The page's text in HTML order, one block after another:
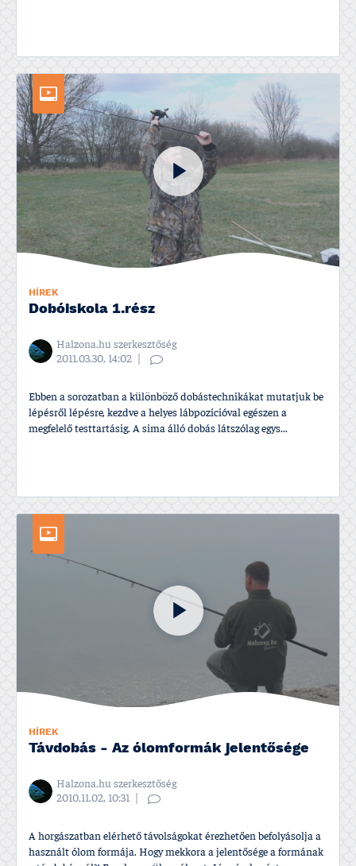
HÍREK
Dobóiskola 1.rész
Halzona.hu szerkesztőség
2011.03.30, 14:02
Ebben a sorozatban a különböző dobástechnikákat mutatjuk be
lépésről lépésre, kezdve a helyes lábpozí­cióval egészen a
megfelelő testtartásig. A sima álló dobás látszólag egys...
HÍREK
Távdobás - Az ólomformák jelentősége
Halzona.hu szerkesztőség
2010.11.02, 10:31
A horgászatban elérhető távolságokat érezhetően befolyásolja a
használt ólom formája. Hogy mekkora a jelentősége a formának